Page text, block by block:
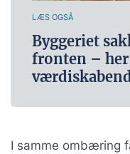
LÆS OGSÅ
Byggeriet
fronten –
I samme ombæring